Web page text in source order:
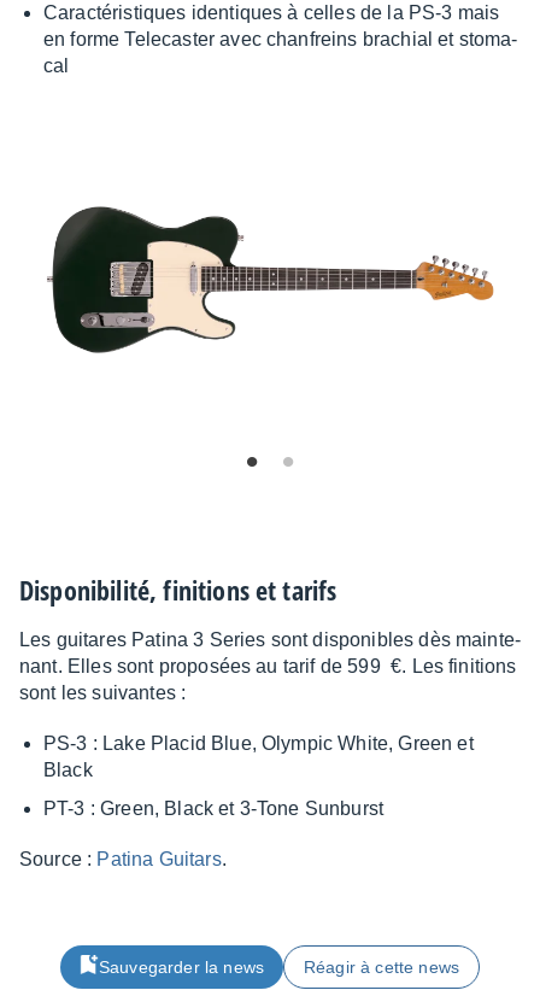
Carac­té­ris­tiques iden­tiques à celles de la PS-3 mais
en forme Tele­cas­ter avec chan­freins brachial et stoma­
cal
Dispo­ni­bi­lité, fini­tions et tarifs
Les guitares Patina 3 Series sont dispo­nibles dès main­te­
nant. Elles sont propo­sées au tarif de 599 €. Les fini­tions
sont les suivantes :
PS-3 : Lake Placid Blue, Olym­pic White, Green et
Black
PT-3 : Green, Black et 3-Tone Sunburst
Source : Patina Guitars.
Sauvegarder la news Réagir à cette news